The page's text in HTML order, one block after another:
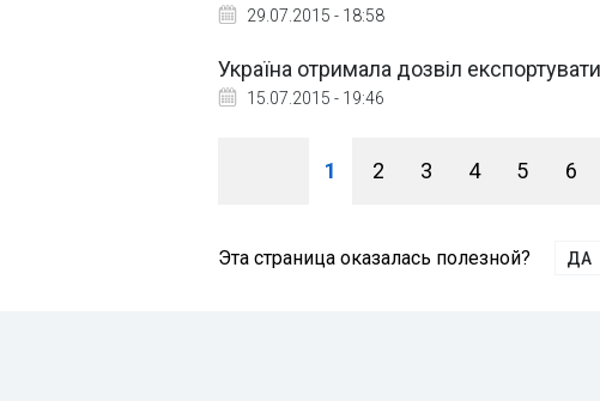
29.07.2015 - 18:58
Україна отримала дозвіл
15.07.2015 - 19:46
1 2 3 4 5 6
Эта страница оказалась полезной? ДА